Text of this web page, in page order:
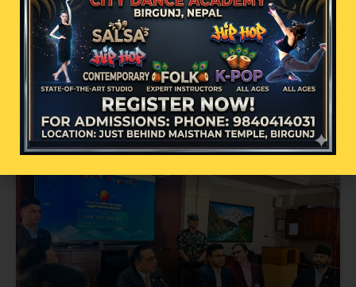
अव्यवस्थित इन्टरनेट तार व्यवस्थापनमा वीरगन्ज
महानगरको कडा कदम: सोमबार पुनः बृहत्
छलफल हुने